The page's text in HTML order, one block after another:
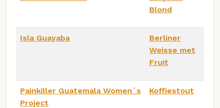
Blond
Isla Guayaba
Berliner
Weisse met
Fruit
Painkiller Guatemala Women´s
Project
Koffiestout